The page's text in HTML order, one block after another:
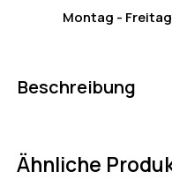
Montag -
Beschreibung
Ähnliche